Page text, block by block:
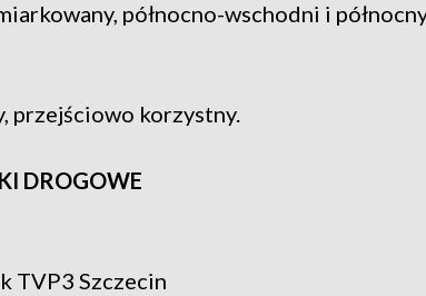
północno-wschodni i
przejściowo korzystny.
DROGOWE
TVP3 Szczecin